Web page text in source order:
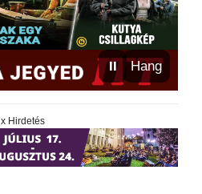
⏸ Hang
x Hirdetés